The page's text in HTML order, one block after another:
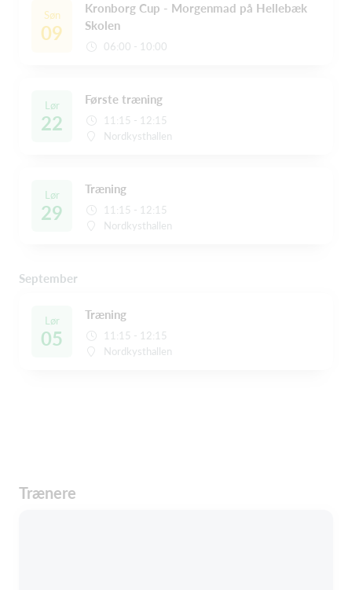
Søn
09
Kronborg Cup - Morgenmad på Hellebæk
Skolen
06:00 - 10:00
Lør
22
Første træning
11:15 - 12:15
Nordkysthallen
Lør
29
Træning
11:15 - 12:15
Nordkysthallen
September
Lør
05
Træning
11:15 - 12:15
Nordkysthallen
Trænere